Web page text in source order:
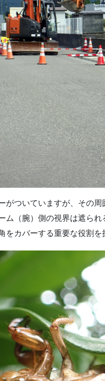
がついていますが、その
ム（腕）側の視界は遮ら
をカバーする重要な役割を